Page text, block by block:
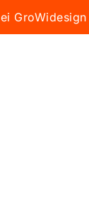
GroWidesign